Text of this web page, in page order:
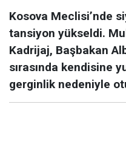
Kosova Meclisi’nde
tansiyon yükseldi.
Kadrijaj, Başbakan
sırasında kendisine
gerginlik nedeniyle